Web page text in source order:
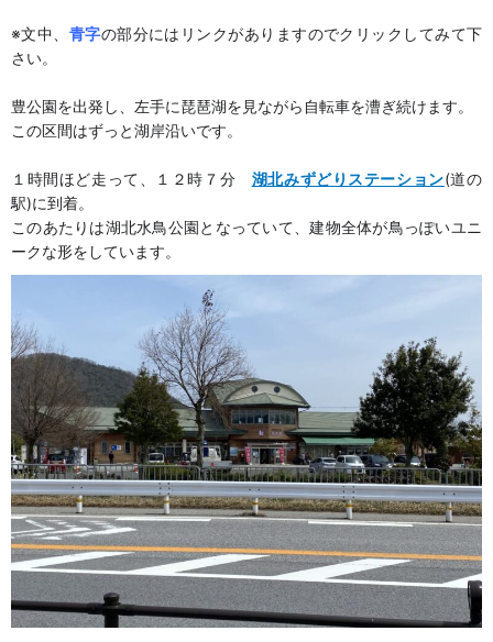
※文中、 青字の部分にはリンクがありますのでクリックしてみて下
さい。
豊公園を出発し、左手に琵琶湖を見ながら自転車を漕ぎ続けます。
この区間はずっと湖岸沿いです。
１時間ほど走って、１２時７分 湖北みずどりステーション(道の
駅)に到着。
このあたりは湖北水鳥公園となっていて、建物全体が鳥っぽいユニ
ークな形をしています。